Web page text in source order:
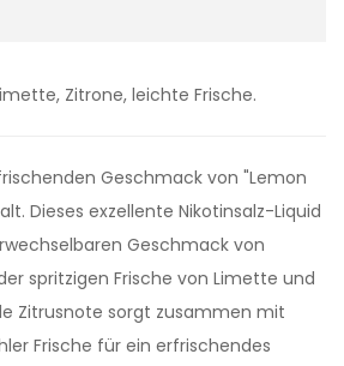
Zitrone, leichte Frische.
Geschmack von "Lemon
Dieses exzellente Nikotinsalz-Liquid
Geschmack von
spritzigen Frische von Limette und
Zitrusnote sorgt zusammen mit
Frische für ein erfrischendes